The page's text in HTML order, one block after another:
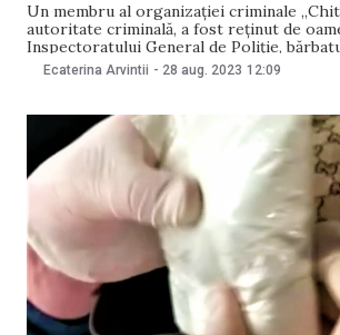
Un membru al organizației criminale
autoritate criminală, a fost reținut de
Inspectoratului General de Poliție,
distribuia droguri clienților în diferite
deghiza, acesta își lua în brațe copilul de
Ecaterina Arvintii - 28 aug. 2023 12:09